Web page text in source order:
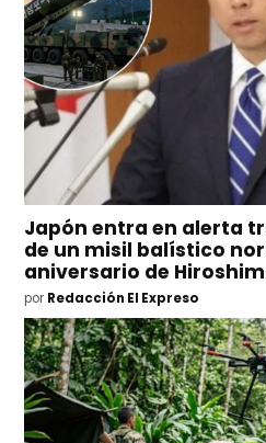
Japón entra en alerta
de un misil balístico
aniversario de
por Redacción El Expreso